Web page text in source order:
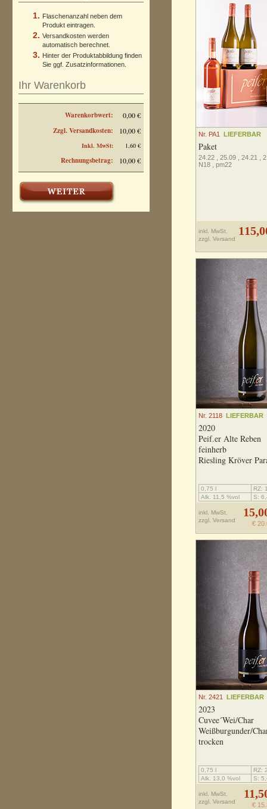
Flaschenanzahl neben dem
Produkt eintragen.
Versandkosten werden
automatisch berechnet.
Hinter der Produktabbildung finden
Sie ggf. Zusatzinformationen.
Ihr Warenkorb
Warenkorbwert:
0,00 €
Zzgl. Versandkosten:
10,00 €
Inkl. MwSt: 1,60 €
Rechnungsbetrag: 10,00 €
Nr. PA1 LIEFERBAR
Paket
24.22 , 25.09 , 24.21 ,
N18 , pm22
inkl. MwSt.
zzgl. Versand
Nr. 2118 LIEFERBAR
2020
Peif.er Alte Reben
feinherb
Riesling Kröver
0,75 l
RZ:
Alk. 11,5 %vol
S:
inkl. MwSt.
zzgl. Versand €
Nr. 2421 LIEFERBAR
2023
Cuvee´Wei/Char
Weißburgunder/
trocken
0,75 l
RZ:
Alk. 13,0 %vol
S:
inkl. MwSt.
zzgl. Versand €